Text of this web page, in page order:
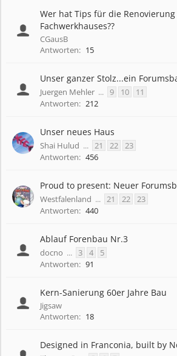
Wer hat Tips für die Renovierung
Fachwerkhauses??
CGausB
Antworten: 15
Unser ganzer Stolz...ein
Juergen Mehler ... 9 10
11
Antworten: 212
Unser neues Haus
Shai Hulud ... 21 22
23
Antworten: 456
Proud to present: Neuer
Westfalenland ... 21 22
23
Antworten: 440
Ablauf Forenbau Nr.3
docno ... 3 4
5
Antworten: 91
Kern-Sanierung 60er Jahre Bau
Jigsaw
Antworten: 18
Designed in Franconia, built by